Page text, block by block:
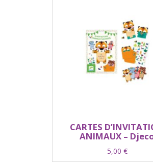
CARTES
ANIMAUX –
5,00 €